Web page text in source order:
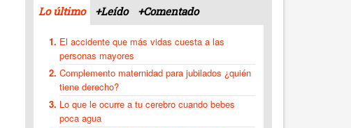
Lo último +Leído +Comentado
El accidente que más vidas cuesta a las
personas mayores
Complemento maternidad para jubilados ¿quién
tiene derecho?
Lo que le ocurre a tu cerebro cuando bebes
poca agua